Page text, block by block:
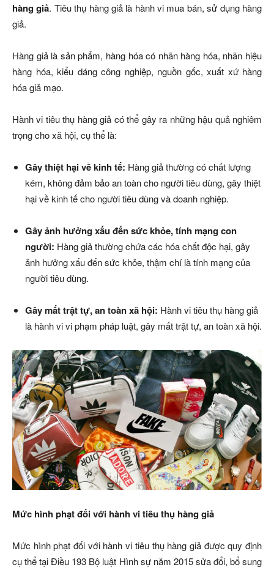
hàng giả. Tiêu thụ hàng giả là hành vi mua bán, sử dụng hàng
giả.
Hàng giả là sản phẩm, hàng hóa có nhãn hàng hóa, nhãn hiệu
hàng hóa, kiểu dáng công nghiệp, nguồn gốc, xuất xứ hàng
hóa giả mạo.
Hành vi tiêu thụ hàng giả có thể gây ra những hậu quả nghiêm
trọng cho xã hội, cụ thể là:
Gây thiệt hại về kinh tế: Hàng giả thường có chất lượng
kém, không đảm bảo an toàn cho người tiêu dùng, gây thiệt
hại về kinh tế cho người tiêu dùng và doanh nghiệp.
Gây ảnh hưởng xấu đến sức khỏe, tính mạng con
người: Hàng giả thường chứa các hóa chất độc hại, gây
ảnh hưởng xấu đến sức khỏe, thậm chí là tính mạng của
người tiêu dùng.
Gây mất trật tự, an toàn xã hội: Hành vi tiêu thụ hàng giả
là hành vi vi phạm pháp luật, gây mất trật tự, an toàn xã hội.
Mức hình phạt đối với hành vi tiêu thụ hàng giả
Mức hình phạt đối với hành vi tiêu thụ hàng giả được quy định
cụ thể tại Điều 193 Bộ luật Hình sự năm 2015 sửa đổi, bổ sung